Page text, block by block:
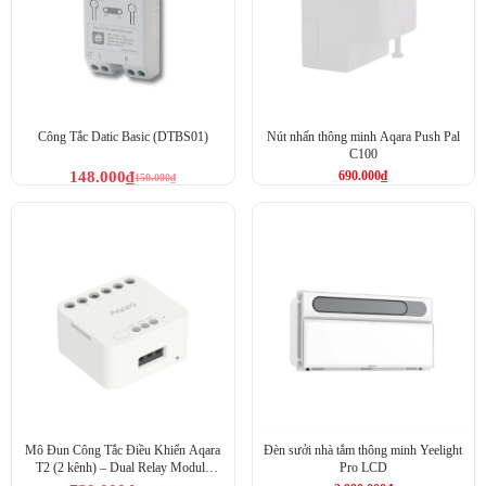
Hẹn giờ bật/tắt, điều khiển mọi công tắc truyền thống từ xa
Công Tắc Datic Basic (DTBS01)
150.000₫
148.000₫
Nút nhấn thông minh Aqara Push Pal
C100
690.000₫
Mô Đun Công Tắc Điều Khiển Aqara
T2 (2 kênh) – Dual Relay Module
Đèn sưởi nhà tắm thông minh Yeelight
Pro LCD